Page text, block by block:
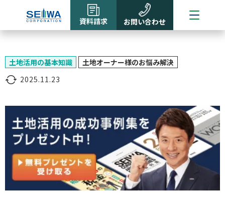
資料請求 お問い合わせ
2025.11.23
土地活用の基本知識 土地オーナー様のお悩み解決